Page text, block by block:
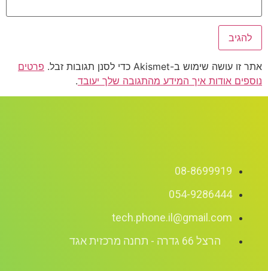
אתר זו עושה שימוש ב-Akismet כדי לסנן תגובות זבל.
פרטים
נוספים אודות איך המידע מהתגובה שלך יעובד.
08-8699919
054-9286444
tech.phone.il@gmail.com
הרצל 66 גדרה - תחנה מרכזית אגד